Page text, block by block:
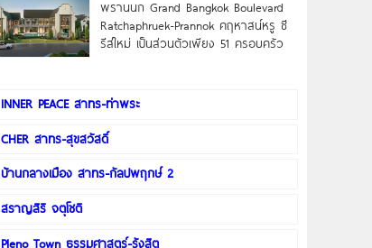
พรานนก Grand Bangkok Boulevard
Ratchaphruek-Prannok คฤหาสน์หรู ซี
รีส์ใหม่ เป็นส่วนตัวเพียง 51 ครอบครัว
INNER PEACE สาทร-ท่าพระ
CHER สาทร-สุขสวัสดิ์
บ้านกลางเมือง สาทร-กัลปพฤกษ์ 2
สราญสิริ จตุโชติ
Pleno Town ธรรมศาสตร์-รังสิต